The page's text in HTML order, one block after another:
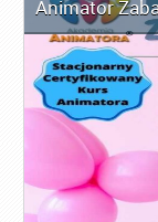
Animator